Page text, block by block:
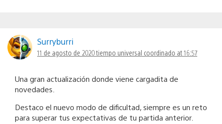
Surryburri
11 de agosto de 2020 tiempo universal coordinado at 16:57
Una gran actualización donde viene cargadita de
novedades.
Destaco el nuevo modo de dificultad, siempre es un reto
para superar tus expectativas de tu partida anterior.